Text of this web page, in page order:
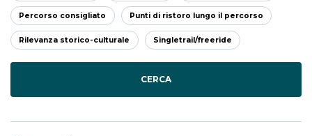
Percorso consigliato Punti di ristoro lungo il percorso
Rilevanza storico-culturale Singletrail/freeride
CERCA